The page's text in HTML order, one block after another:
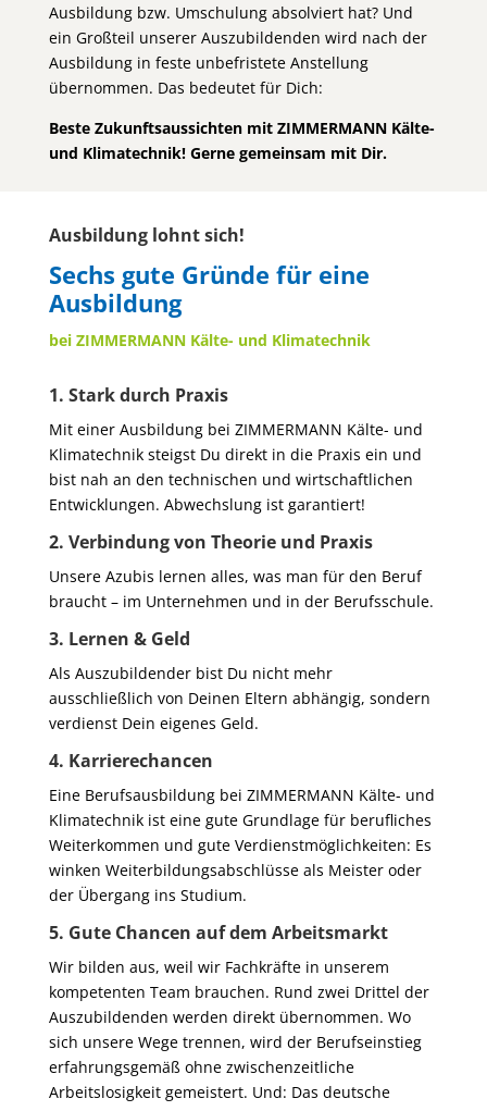
Ausbildung bzw. Umschulung absolviert hat? Und
ein Großteil unserer Auszubildenden wird nach der
Ausbildung in feste unbefristete Anstellung
übernommen. Das bedeutet für Dich:
Beste Zukunftsaussichten mit ZIMMERMANN Kälte-
und Klimatechnik! Gerne gemeinsam mit Dir.
Ausbildung lohnt sich!
Sechs gute Gründe für eine
Ausbildung
bei ZIMMERMANN Kälte- und Klimatechnik
1. Stark durch Praxis
Mit einer Ausbildung bei ZIMMERMANN Kälte- und
Klimatechnik steigst Du direkt in die Praxis ein und
bist nah an den technischen und wirtschaftlichen
Entwicklungen. Abwechslung ist garantiert!
2. Verbindung von Theorie und Praxis
Unsere Azubis lernen alles, was man für den Beruf
braucht – im Unternehmen und in der Berufsschule.
3. Lernen & Geld
Als Auszubildender bist Du nicht mehr
ausschließlich von Deinen Eltern abhängig, sondern
verdienst Dein eigenes Geld.
4. Karrierechancen
Eine Berufsausbildung bei ZIMMERMANN Kälte- und
Klimatechnik ist eine gute Grundlage für berufliches
Weiterkommen und gute Verdienstmöglichkeiten: Es
winken Weiterbildungsabschlüsse als Meister oder
der Übergang ins Studium.
5. Gute Chancen auf dem Arbeitsmarkt
Wir bilden aus, weil wir Fachkräfte in unserem
kompetenten Team brauchen. Rund zwei Drittel der
Auszubildenden werden direkt übernommen. Wo
sich unsere Wege trennen, wird der Berufseinstieg
erfahrungsgemäß ohne zwischenzeitliche
Arbeitslosigkeit gemeistert. Und: Das deutsche